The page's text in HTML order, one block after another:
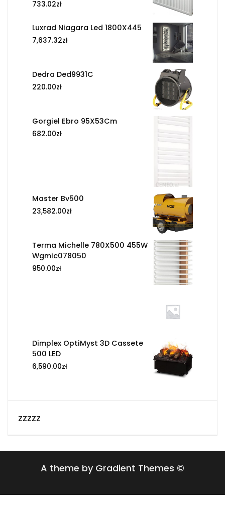
733.02zł
Luxrad Niagara Led 1800X445
7,637.32zł
Dedra Ded9931C
220.00zł
Gorgiel Ebro 95X53Cm
682.00zł
Master Bv500
23,582.00zł
Terma Michelle 780X500 455W
Wgmic078050
950.00zł
Dimplex OptiMyst 3D Cassete
500 LED
6,590.00zł
zzzzz
A theme by Gradient Themes ©